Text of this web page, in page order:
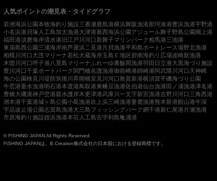
人気ポイントの潮見表・タイドグラフ
若洲海浜公園本牧海釣り施設三番瀬 鹿島港横浜舞阪漁港那珂湊港豊浜漁港宇野港
小名浜港 貝塚人工島加太漁港大津港葛西海浜公園アジュール舞子野島公園閖上港
福田港須磨海岸清水港 旧江戸川河口 新舞子マリンパーク相馬港三池港
東扇島西公園三浦海岸南芦屋浜二見港 片貝漁港平和島ボートレース場野北漁港
相模川河口 大洗マリーナ若松大蔵海岸玉島Ｅ地区碧南海釣り広場波崎新漁港
木曽川河口呼子港 八景島マリーナふれーゆ裏飯岡漁港羽田 日立港大黒海づり施設
豊川河口千葉ポートパーク関門橋名護漁港御前崎港師崎港阿武隈川河口 天神崎
海の公園検見川堤防筑後川昇開橋室見川河口敦賀新港横須賀平磯海づり公園
牛窓港垂水漁港明石港本渡港鳥取港東幡豆漁港佐伯港仙台漁港田ノ浦漁港津名港
豊橋大磯港神戸空港親水護岸木更津港武庫川一文字新宮漁港吉野川河口 三角西港
洲本港千葉港城ヶ島公園小島漁港吹上浜三崎漁港妻鹿漁港熊本新港館山港牛深
宇品波止場公園志賀島漁港大三島フィッシングパーク網干港新仁尾港 片瀬漁港
市原海釣り施設姪浜漁港本荘人工島古宇利島亀浦港
© FISHING JAPAN All Rights Reserved.
FISHING JAPANは、B.Creation株式会社の日本国における登録商標です。